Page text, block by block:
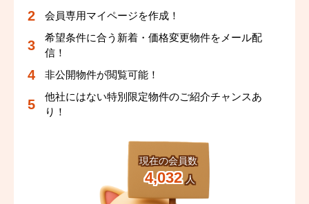
現在の会員数
4,032 人
会員専用マイページを作成！
希望条件に合う新着・価格変更物件をメール配
信！
非公開物件が閲覧可能！
他社にはない特別限定物件のご紹介チャンスあ
り！